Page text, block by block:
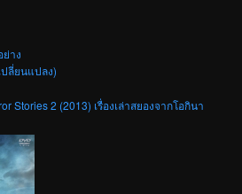
าง
ลี่ยนแปลง)
Stories 2 (2013) เรื่องเล่าสยองจากโอกินา